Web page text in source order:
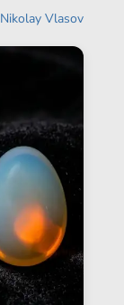
Nikolay Vlasov